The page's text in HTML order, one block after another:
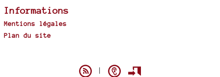
Informations
Mentions légales
Plan du site
|